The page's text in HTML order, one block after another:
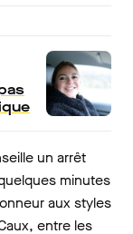
un arrêt
minutes
aux styles
entre les